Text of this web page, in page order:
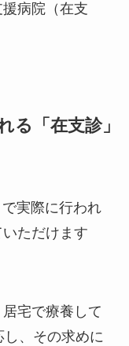
病院（在支
る「在支診」
で実際に行われ
ただけます
宅で療養して
、その求めに